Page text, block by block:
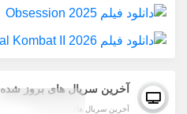
آخرین سریال های بروز شده
آخرین سریال های بروز شده
تگ تصویر عوض شد